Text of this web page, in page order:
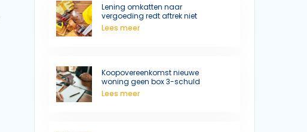
Lening omkatten naar
vergoeding redt aftrek niet
Lees meer
Koopovereenkomst nieuwe
woning geen box 3-schuld
Lees meer